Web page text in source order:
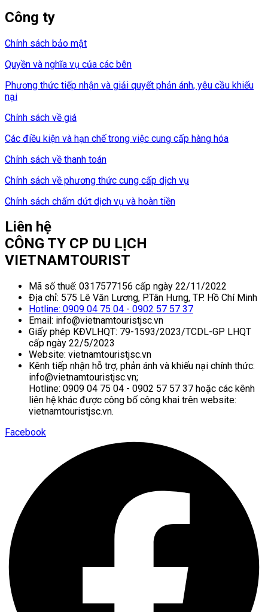
Công ty
Chính sách bảo mật
Quyền và nghĩa vụ của các bên
Phương thức tiếp nhận và giải quyết phản ánh, yêu cầu khiếu
nại
Chính sách về giá
Các điều kiện và hạn chế trong việc cung cấp hàng hóa
Chính sách về thanh toán
Chính sách về phương thức cung cấp dịch vụ
Chính sách chấm dứt dịch vụ và hoàn tiền
Liên hệ
CÔNG TY CP DU LỊCH
VIETNAMTOURIST
Mã số thuế: 0317577156 cấp ngày 22/11/2022
Địa chỉ: 575 Lê Văn Lương, P.Tân Hưng, TP. Hồ Chí Minh
Hotline: 0909 04 75 04 - 0902 57 57 37
Email: info@vietnamtouristjsc.vn
Giấy phép KĐVLHQT: 79-1593/2023/TCDL-GP LHQT
cấp ngày 22/5/2023
Website: vietnamtouristjsc.vn
Kênh tiếp nhận hỗ trợ, phản ánh và khiếu nại chính thức:
info@vietnamtouristjsc.vn;
Hotline: 0909 04 75 04 - 0902 57 57 37 hoặc các kênh
liên hệ khác được công bố công khai trên website:
vietnamtouristjsc.vn.
Facebook